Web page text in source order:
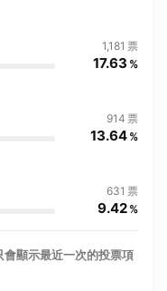
1,181 票
17.63 %
914 票
13.64 %
631 票
9.42 %
顯示最近一次的投票項